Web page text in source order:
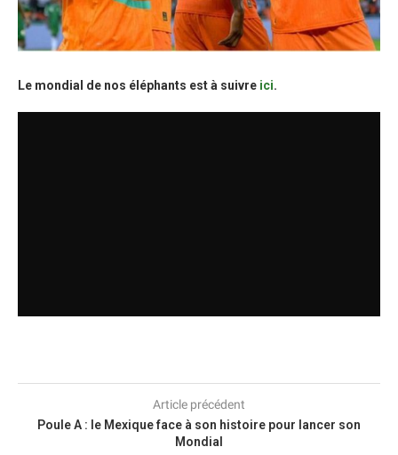
Le mondial de nos éléphants est à suivre ici.
Article précédent
Poule A : le Mexique face à son histoire pour lancer son
Mondial